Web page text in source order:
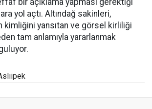
bir açıklama yapması gerektiği
yol açtı. Altındağ sakinleri,
kimliğini yansıtan ve görsel kirliliği
tam anlamıyla yararlanmak